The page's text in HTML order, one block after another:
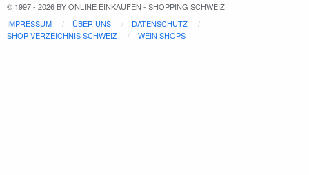
© 1997 - 2026 BY ONLINE EINKAUFEN - SHOPPING SCHWEIZ
IMPRESSUM
ÜBER UNS
DATENSCHUTZ
SHOP VERZEICHNIS SCHWEIZ
WEIN SHOPS